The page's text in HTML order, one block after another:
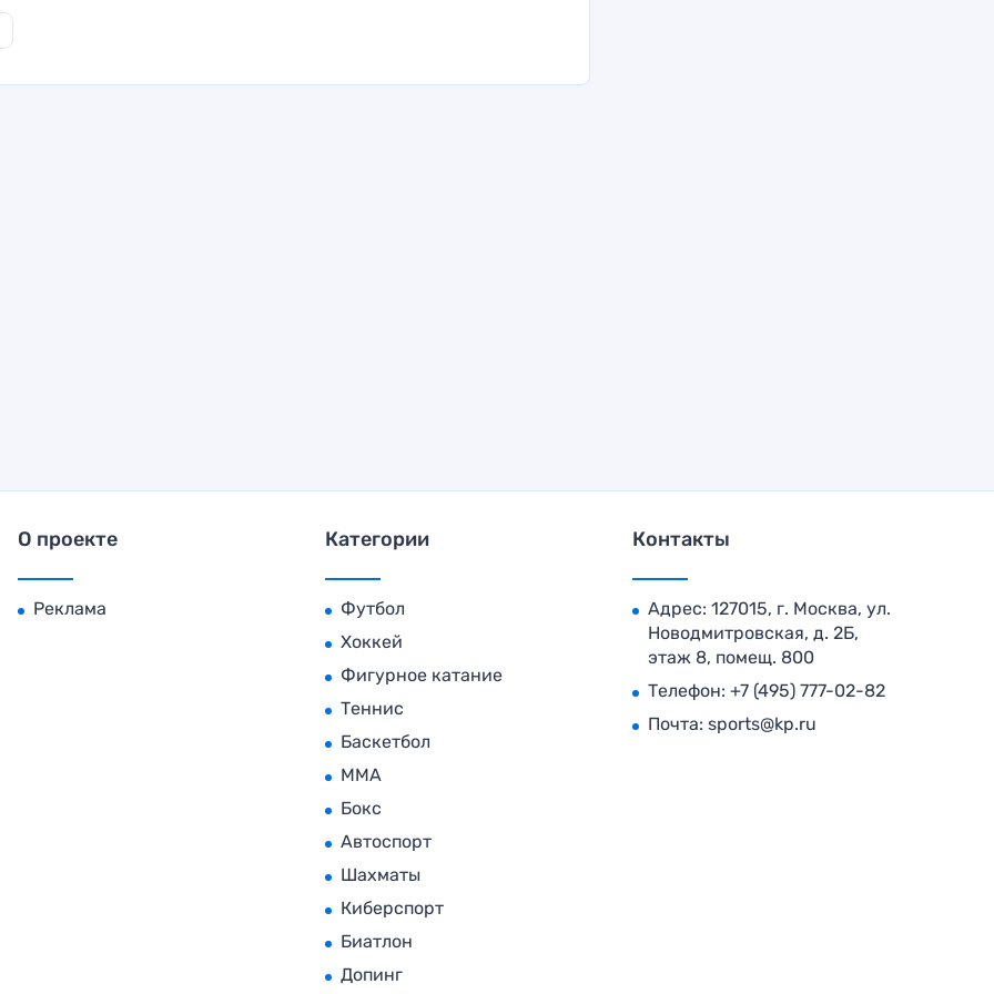
О проекте
Реклама
Категории
Футбол
Хоккей
Фигурное катание
Теннис
Баскетбол
MMA
Бокс
Автоспорт
Шахматы
Киберспорт
Биатлон
Допинг
Контакты
Адрес: 127015, г. Москва, ул.
Новодмитровская, д. 2Б,
этаж 8, помещ. 800
Телефон: +7 (495) 777-02-82
Почта: sports@kp.ru